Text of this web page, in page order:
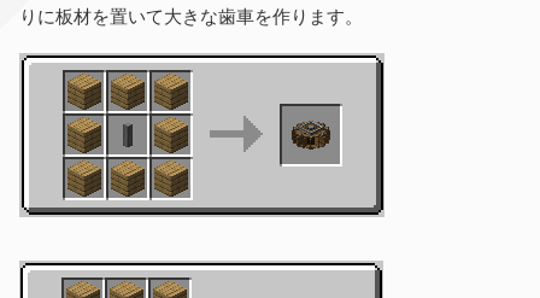
りに板材を置いて大きな歯車を作ります。